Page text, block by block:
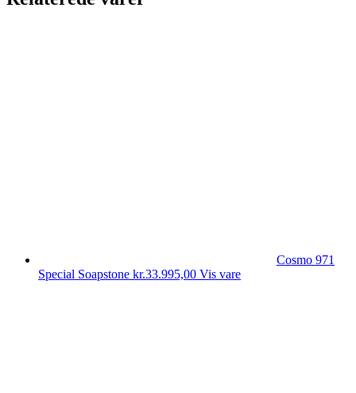
Cosmo 971
Special Soapstone kr.33.995,00 Vis vare